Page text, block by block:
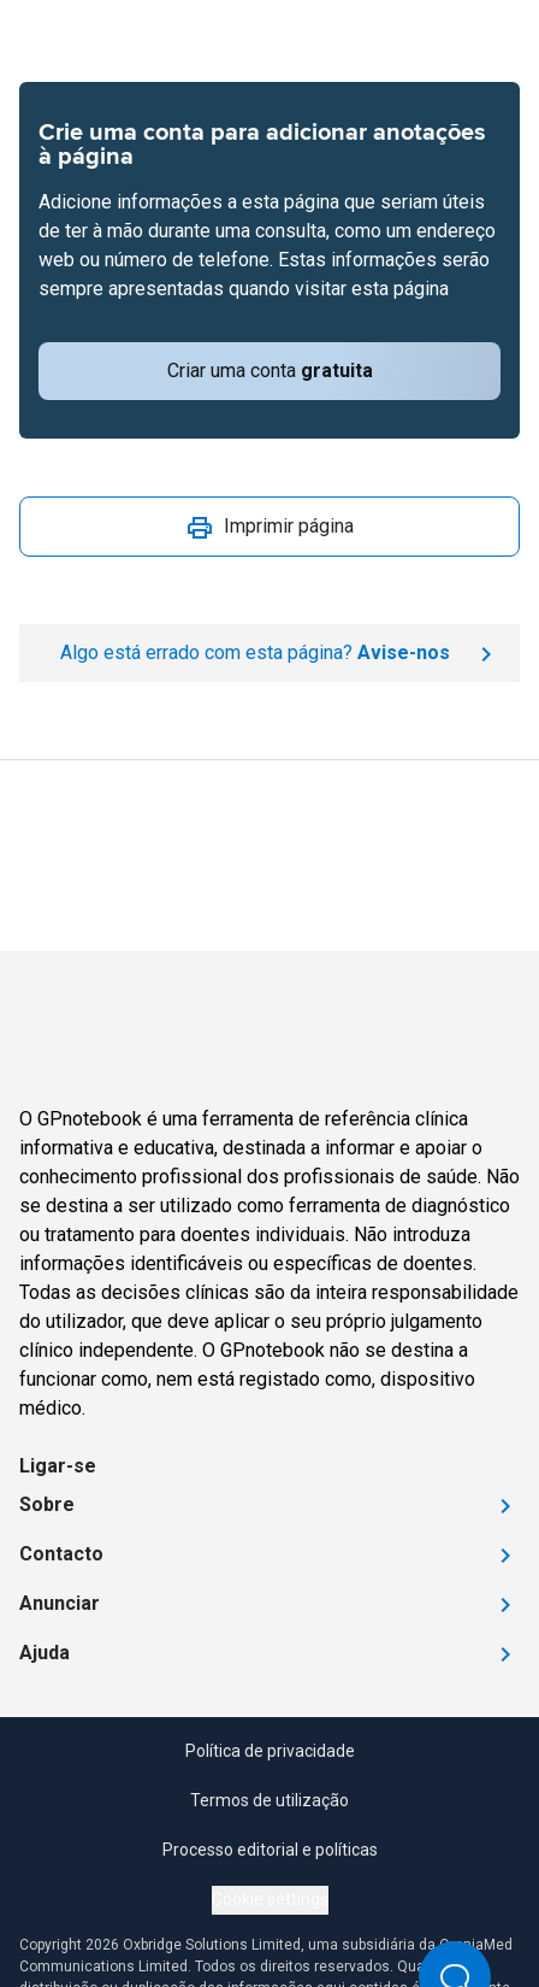
Crie uma conta para adicionar anotações
à página
Criar uma conta gratuita
Adicione informações a esta página que seriam úteis
de ter à mão durante uma consulta, como um endereço
web ou número de telefone. Estas informações serão
sempre apresentadas quando visitar esta página
Imprimir página
Algo está errado com esta página? Avise-nos
O GPnotebook é uma ferramenta de referência clínica
informativa e educativa, destinada a informar e apoiar o
conhecimento profissional dos profissionais de saúde. Não
se destina a ser utilizado como ferramenta de diagnóstico
ou tratamento para doentes individuais. Não introduza
informações identificáveis ou específicas de doentes.
Todas as decisões clínicas são da inteira responsabilidade
do utilizador, que deve aplicar o seu próprio julgamento
clínico independente. O GPnotebook não se destina a
funcionar como, nem está registado como, dispositivo
médico.
Ligar-se
Sobre
Contacto
Anunciar
Ajuda
Política de privacidade
Termos de utilização
Processo editorial e políticas
Copyright 2026 Oxbridge Solutions Limited, uma subsidiária da OmniaMed
Communications Limited. Todos os direitos reservados. Qualquer